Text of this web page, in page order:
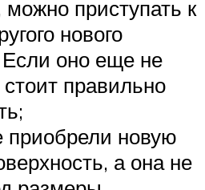
можно приступать к
нового
Если оно еще не
правильно
приобрели новую
а она не